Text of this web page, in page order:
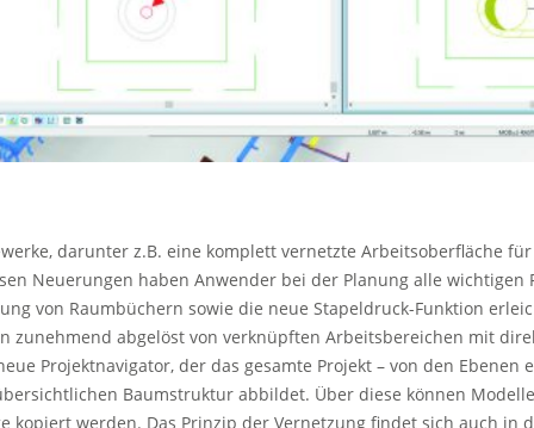
darunter z.B. eine komplett vernetzte Arbeitsoberfläche
Neuerungen haben Anwender bei der Planung alle wichtigen
von Raumbüchern sowie die neue Stapeldruck-Funktion
zunehmend abgelöst von verknüpften Arbeitsbereichen mit
Projektnavigator, der das gesamte Projekt – von den Ebenen
Baumstruktur abbildet. Über diese können
kopiert werden. Das Prinzip der Vernetzung findet sich auch in